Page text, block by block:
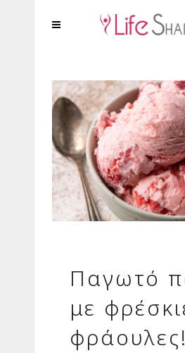
Παγωτό
με
φράουλες!